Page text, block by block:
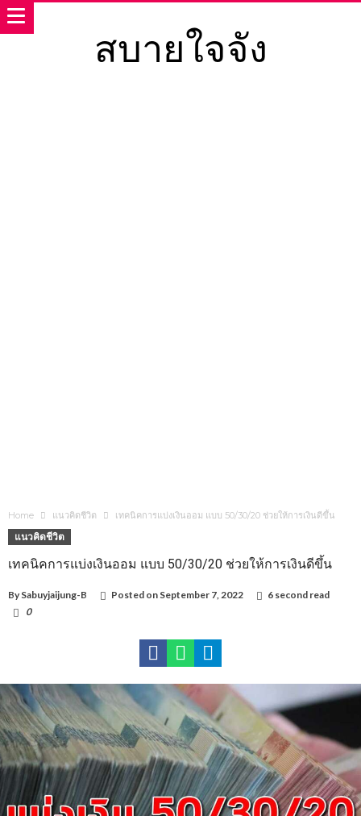
สบายใจจัง
Home แนวคิดชีวิต เทคนิคการแบ่งเงินออม แบบ 50/30/20 ช่วยให้การเงินดีขึ้น
แนวคิดชีวิต
เทคนิคการแบ่งเงินออม แบบ 50/30/20 ช่วยให้การเงินดีขึ้น
By Sabuyjaijung-B Posted on September 7, 2022
6 second read
0